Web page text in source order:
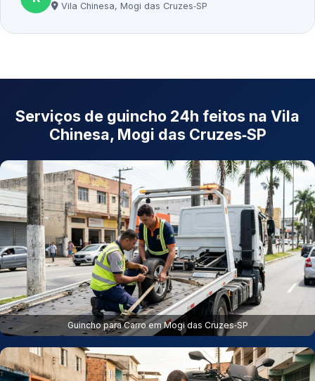
Vila Chinesa, Mogi das Cruzes‑SP
Serviços de guincho 24h feitos na Vila
Chinesa, Mogi das Cruzes‑SP
Guincho para Carro em Mogi das Cruzes‑SP